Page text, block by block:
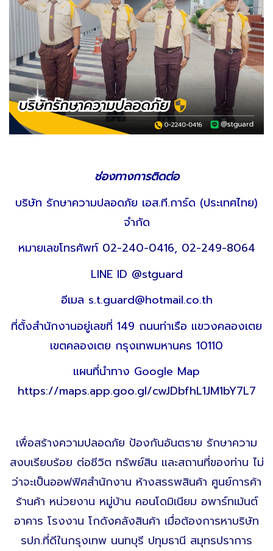
ช่องทางการติดต่อ
บริษัท รักษาความปลอดภัย เอส.ที.การ์ด (ประเทศไทย)
จำกัด
หมายเลขโทรศัพท์ 02-240-0416, 02-249-8064
LINE ID @stguard
อีเมล s.t.guard@hotmail.co.th
ที่ตั้งสำนักงานอยู่เลขที่ 149 ถนนท่าเรือ แขวงคลองเตย
เขตคลองเตย กรุงเทพมหานคร 10110
แผนที่นำทาง Google Map
https://maps.app.goo.gl/cwJDbfhL1JM1bY7L7
เพื่อสร้างความปลอดภัย ป้องกันอันตราย รักษาความ
สงบเรียบร้อย ต่อชีวิต ทรัพย์สิน และสถานที่ของท่าน ไม่
ว่าจะเป็นออฟฟิศสำนักงาน ห้างสรรพสินค้า ศูนย์การค้า
ร้านค้า หน่วยงาน หมู่บ้าน คอนโดมิเนียม อพาร์ทเม้นต์
อาคาร โรงงาน โกดังคลังสินค้า เมื่อต้องการหาบริษัท
รปภ.ที่ดีในกรุงเทพ นนทบุรี ปทุมธานี สมุทรปราการ